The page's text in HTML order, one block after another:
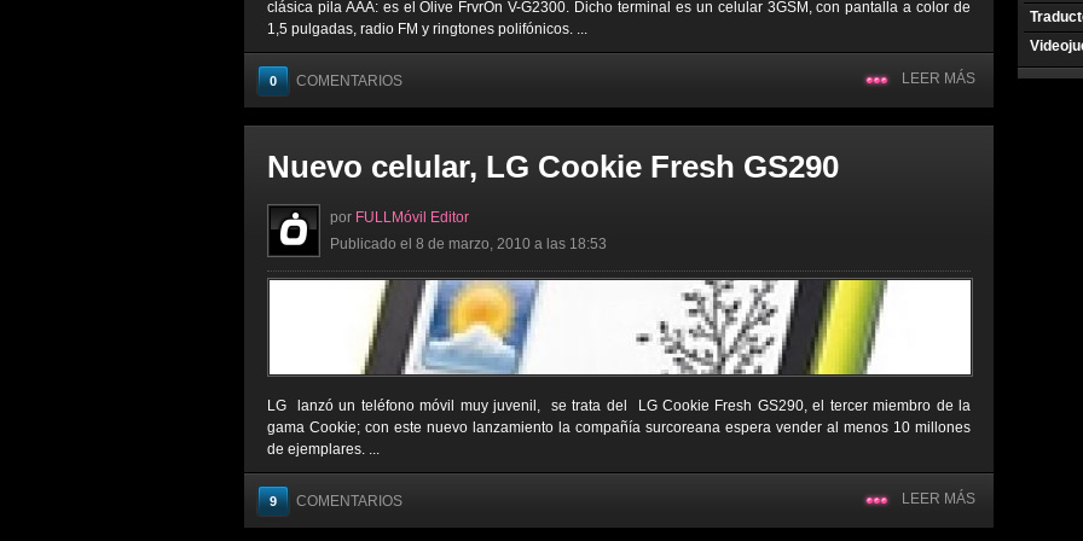
clásica pila AAA: es el Olive FrvrOn V-G2300. Dicho terminal es un celular 3GSM, con pantalla a color de
1,5 pulgadas, radio FM y ringtones polifónicos. ...
0 COMENTARIOS LEER MÁS
Nuevo celular, LG Cookie Fresh GS290
por FULLMóvil Editor
Publicado el 8 de marzo, 2010 a las 18:53
LG lanzó un teléfono móvil muy juvenil, se trata del LG Cookie Fresh GS290, el tercer miembro de la
gama Cookie; con este nuevo lanzamiento la compañía surcoreana espera vender al menos 10 millones
de ejemplares. ...
9 COMENTARIOS LEER MÁS